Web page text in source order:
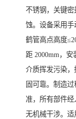
不锈钢，关键
蚀。设备采用手
鹤管高点高度
距 2000mm，
介质挥发污染
固可靠。制造
准，所有部件
无机械干涉。